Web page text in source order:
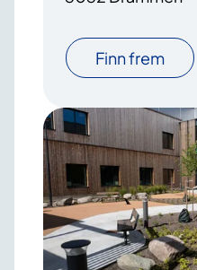
Finn frem